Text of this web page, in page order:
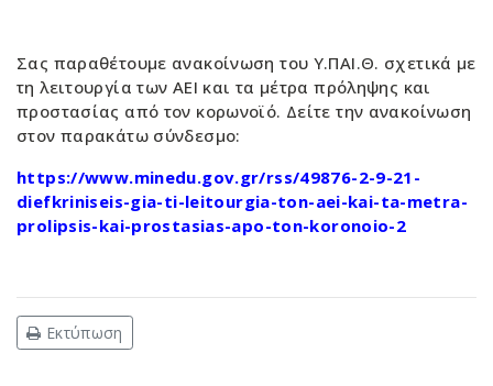
Σας παραθέτουμε ανακοίνωση του Υ.ΠΑΙ.Θ. σχετικά με
τη λειτουργία των ΑΕΙ και τα μέτρα πρόληψης και
προστασίας από τον κορωνοϊό. Δείτε την ανακοίνωση
στον παρακάτω σύνδεσμο:
https://www.minedu.gov.gr/rss/49876-2-9-21-
diefkriniseis-gia-ti-leitourgia-ton-aei-kai-ta-metra-
prolipsis-kai-prostasias-apo-ton-koronoio-2
Εκτύπωση